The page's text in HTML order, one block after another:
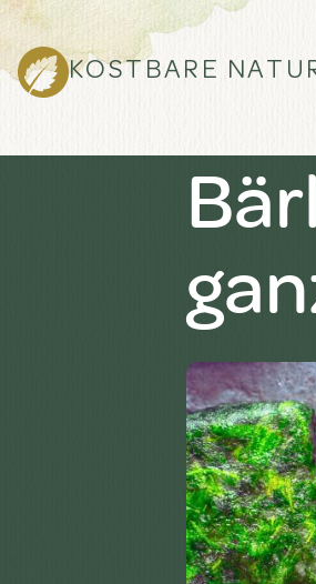
KOSTBARE